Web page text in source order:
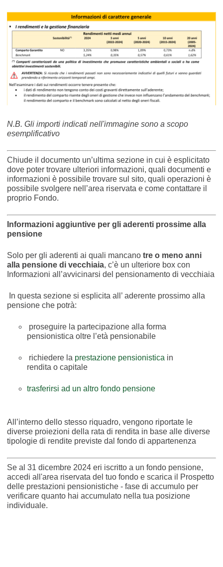
N.B. Gli importi indicati nell'immagine sono a scopo
esemplificativo
Chiude il documento un’ultima sezione in cui è esplicitato
dove poter trovare ulteriori informazioni, quali documenti e
informazioni è possibile trovare sul sito, quali operazioni è
possibile svolgere nell’area riservata e come contattare il
proprio Fondo.
Informazioni aggiuntive per gli aderenti prossime alla
pensione
Solo per gli aderenti ai quali mancano tre o meno anni
alla pensione di vecchiaia, c’è un ulteriore box con
Informazioni all’avvicinarsi del pensionamento di vecchiaia
In questa sezione si esplicita all’ aderente prossimo alla
pensione che potrà:
proseguire la partecipazione alla forma
pensionistica oltre l’età pensionabile
richiedere la prestazione pensionistica in
rendita o capitale
trasferirsi ad un altro fondo pensione
All’interno dello stesso riquadro, vengono riportate le
diverse proiezioni della rata di rendita in base alle diverse
tipologie di rendite previste dal fondo di appartenenza
Se al 31 dicembre 2024 eri iscritto a un fondo pensione,
accedi all'area riservata del tuo fondo e scarica il Prospetto
delle prestazioni pensionistiche - fase di accumulo per
verificare quanto hai accumulato nella tua posizione
individuale.